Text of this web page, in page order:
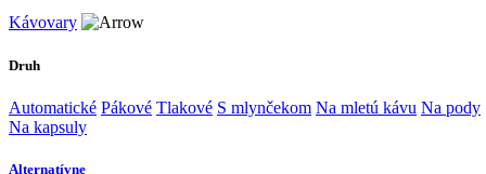
Kávovary
Druh
Automatické Pákové Tlakové S mlynčekom Na mletú kávu Na pody
Na kapsuly
Alternatívne